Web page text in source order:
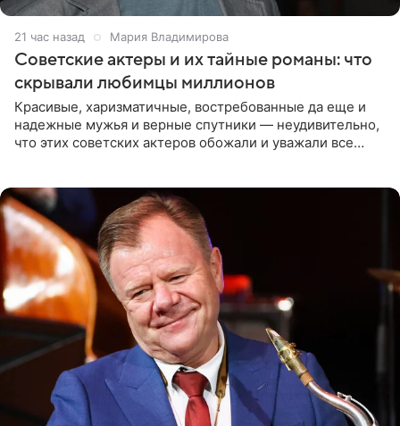
21 час назад Мария Владимирова
Советские актеры и их тайные романы: что
скрывали любимцы миллионов
Красивые, харизматичные, востребованные да еще и
надежные мужья и верные спутники — неудивительно,
что этих советских актеров обожали и уважали все